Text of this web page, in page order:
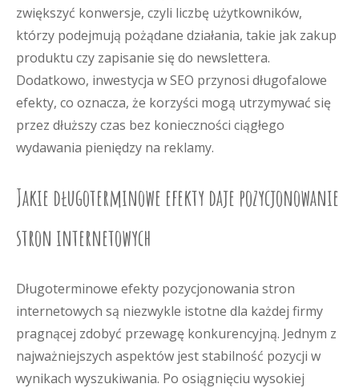
zwiększyć konwersje, czyli liczbę użytkowników,
którzy podejmują pożądane działania, takie jak zakup
produktu czy zapisanie się do newslettera.
Dodatkowo, inwestycja w SEO przynosi długofalowe
efekty, co oznacza, że korzyści mogą utrzymywać się
przez dłuższy czas bez konieczności ciągłego
wydawania pieniędzy na reklamy.
Jakie długoterminowe efekty daje pozycjonowanie
stron internetowych
Długoterminowe efekty pozycjonowania stron
internetowych są niezwykle istotne dla każdej firmy
pragnącej zdobyć przewagę konkurencyjną. Jednym z
najważniejszych aspektów jest stabilność pozycji w
wynikach wyszukiwania. Po osiągnięciu wysokiej